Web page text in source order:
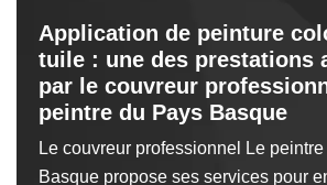
Application de peinture
tuile : une des prestations
par le couvreur
peintre du Pays Basque
Le couvreur professionnel Le
Basque propose ses services pour